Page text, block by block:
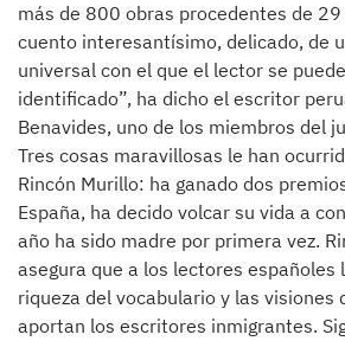
más de 800 obras procedentes de 29
cuento interesantísimo, delicado, de
universal con el que el lector se
identificado”, ha dicho el escritor
Benavides, uno de los miembros del
Tres cosas maravillosas le han
Rincón Murillo: ha ganado dos
España, ha decido volcar su vida a
año ha sido madre por primera vez.
asegura que a los lectores españoles
riqueza del vocabulario y las visiones
aportan los escritores inmigrantes.